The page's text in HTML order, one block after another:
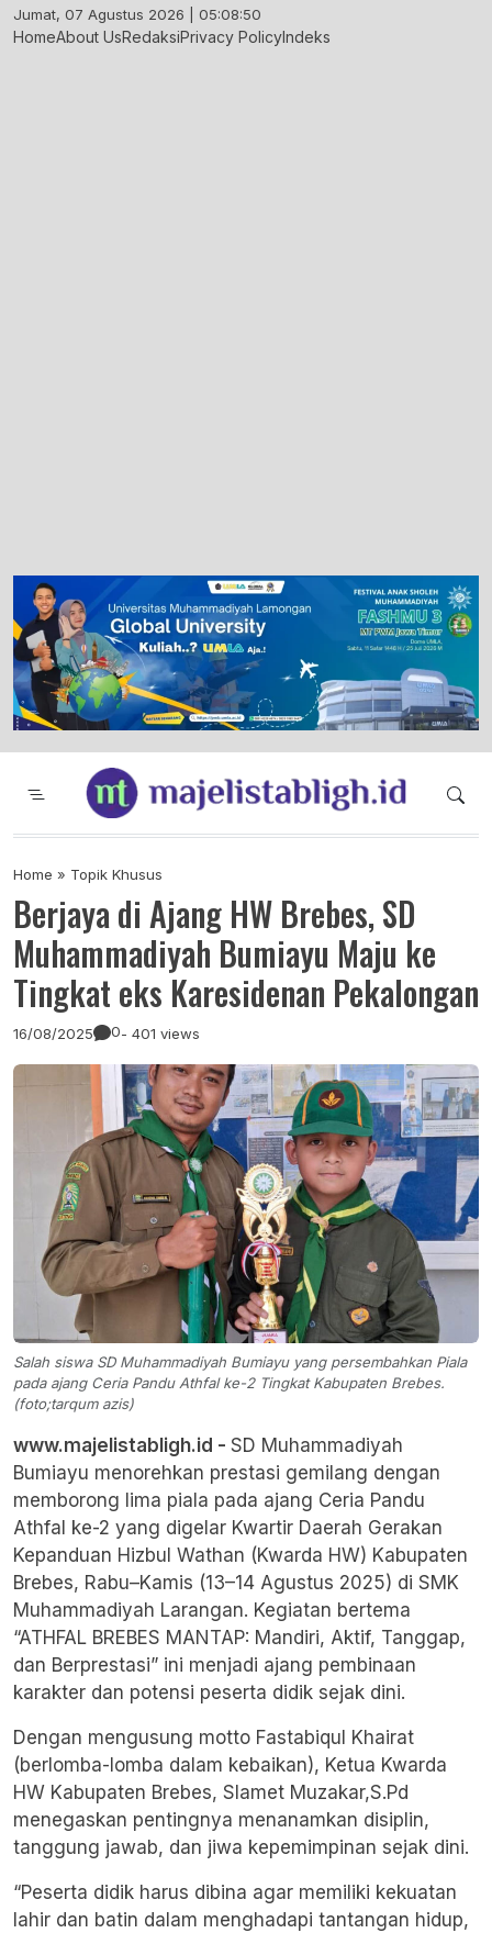
Skip
to
Jumat, 07 Agustus 2026 | 05:08:51
HomeAbout UsRedaksiPrivacy PolicyIndeks
Majelis Tabligh Muhammadiyah
Syiar Dakwah Islam Berkemajuan dan
Home » Topik Khusus
Berjaya di Ajang HW Brebes, SD
Muhammadiyah Bumiayu Maju ke
Tingkat eks Karesidenan Pekalongan
16/08/2025 0- 401 views
Salah siswa SD Muhammadiyah Bumiayu yang persembahkan Piala
pada ajang Ceria Pandu Athfal ke-2 Tingkat Kabupaten Brebes.
(foto;tarqum azis)
www.majelistabligh.id - SD Muhammadiyah
Bumiayu menorehkan prestasi gemilang dengan
memborong lima piala pada ajang Ceria Pandu
Athfal ke-2 yang digelar Kwartir Daerah Gerakan
Kepanduan Hizbul Wathan (Kwarda HW) Kabupaten
Brebes, Rabu–Kamis (13–14 Agustus 2025) di SMK
Muhammadiyah Larangan. Kegiatan bertema
“ATHFAL BREBES MANTAP: Mandiri, Aktif, Tanggap,
dan Berprestasi” ini menjadi ajang pembinaan
karakter dan potensi peserta didik sejak dini.
Dengan mengusung motto Fastabiqul Khairat
(berlomba-lomba dalam kebaikan), Ketua Kwarda
HW Kabupaten Brebes, Slamet Muzakar,S.Pd
menegaskan pentingnya menanamkan disiplin,
tanggung jawab, dan jiwa kepemimpinan sejak dini.
“Peserta didik harus dibina agar memiliki kekuatan
lahir dan batin dalam menghadapi tantangan hidup,